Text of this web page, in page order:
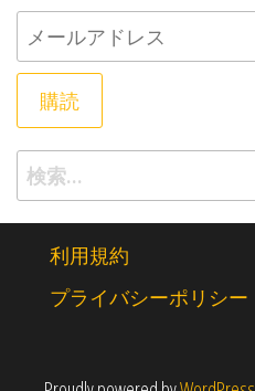
メールアドレス
購読
検索:
利用規約
プライバシーポリシー